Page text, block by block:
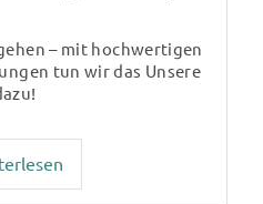
– mit hochwertigen
tun wir das Unsere